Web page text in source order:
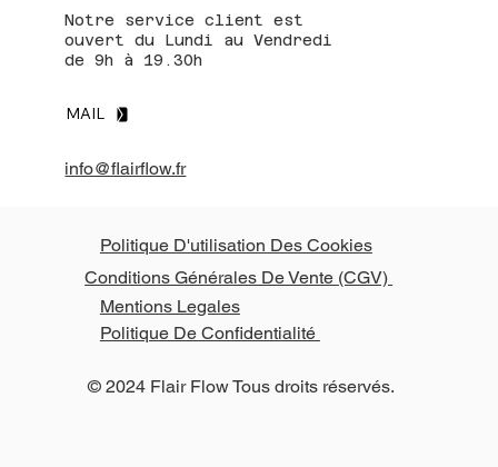
Notre service client est
ouvert du Lundi au Vendredi
de 9h à 19.30h
MAIL
info@flairflow.fr
Politique D'utilisation Des Cookies
Conditions Générales De Vente (CGV)
Mentions Legales
Politique De Confidentialité
© 2024 Flair Flow Tous droits réservés.